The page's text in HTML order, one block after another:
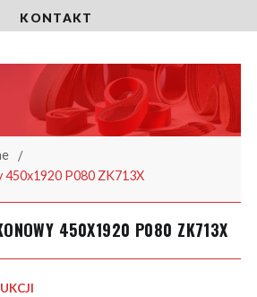
KONTAKT
450x1920 P080 ZK713X
450X1920 P080 ZK713X